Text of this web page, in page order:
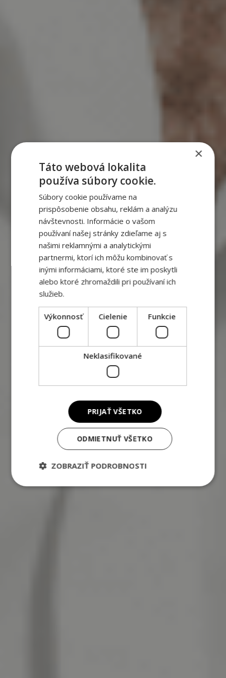
×
Táto webová lokalita
používa súbory cookie.
Súbory cookie používame na
prispôsobenie obsahu, reklám a analýzu
návštevnosti. Informácie o vašom
používaní našej stránky zdieľame aj s
našimi reklamnými a analytickými
partnermi, ktorí ich môžu kombinovať s
inými informáciami, ktoré ste im poskytli
alebo ktoré zhromaždili pri používaní ich
služieb.
Výkonnosť Cielenie Funkcie
Neklasifikované
PRIJAŤ VŠETKO
ODMIETNUŤ VŠETKO
ZOBRAZIŤ PODROBNOSTI